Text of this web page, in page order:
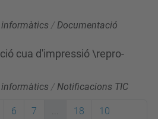
informàtics / Documentació
cua d'impressió \repro-
informàtics /Notificacions TIC
6 7 ... 18
10